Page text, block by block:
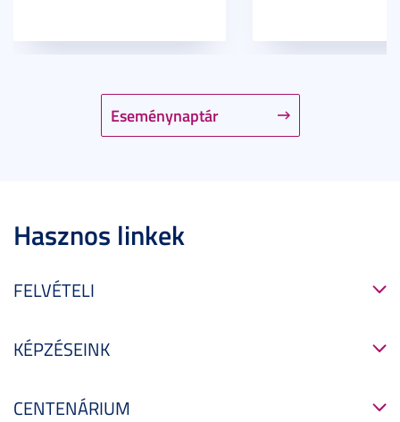
Eseménynaptár
Hasznos linkek
FELVÉTELI
KÉPZÉSEINK
CENTENÁRIUM